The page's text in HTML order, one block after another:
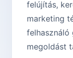
felújítás,
marketing
felhasználó
megoldást